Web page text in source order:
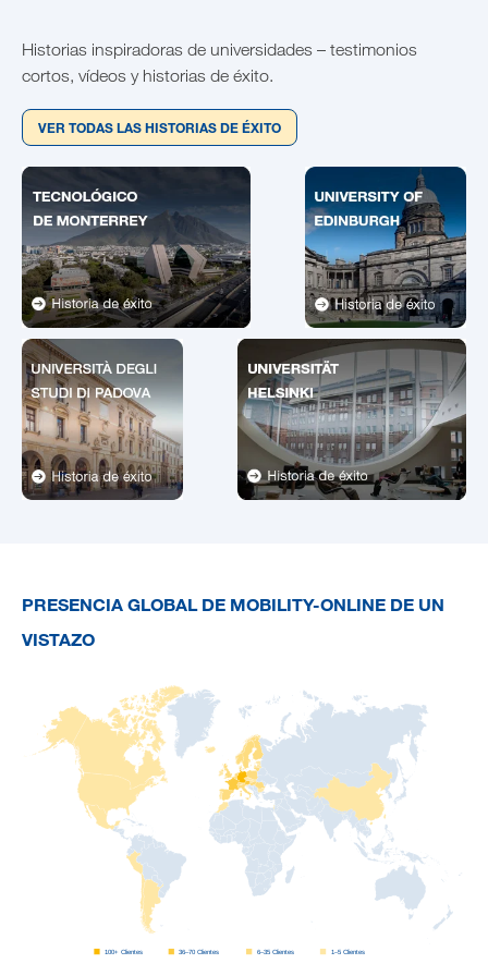
Historias inspiradoras de universidades – testimonios
cortos, vídeos y historias de éxito.
VER TODAS LAS HISTORIAS DE ÉXITO
PRESENCIA GLOBAL DE MOBILITY-ONLINE DE UN
VISTAZO